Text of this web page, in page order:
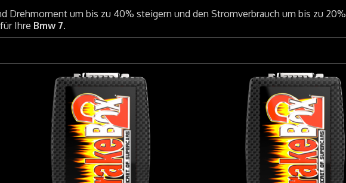
Drehmoment um bis zu 40% steigern und den Stromverbrauch um bis zu 20%
für Ihre Bmw 7.